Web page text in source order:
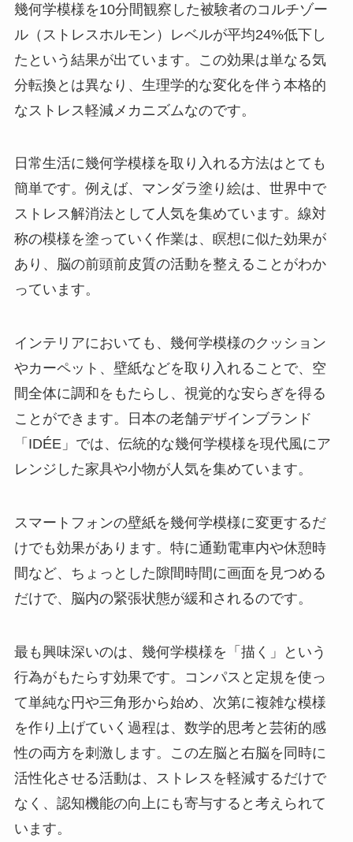
幾何学模様を10分間観察した被験者のコルチゾー
ル（ストレスホルモン）レベルが平均24%低下し
たという結果が出ています。この効果は単なる気
分転換とは異なり、生理学的な変化を伴う本格的
なストレス軽減メカニズムなのです。
日常生活に幾何学模様を取り入れる方法はとても
簡単です。例えば、マンダラ塗り絵は、世界中で
ストレス解消法として人気を集めています。線対
称の模様を塗っていく作業は、瞑想に似た効果が
あり、脳の前頭前皮質の活動を整えることがわか
っています。
インテリアにおいても、幾何学模様のクッション
やカーペット、壁紙などを取り入れることで、空
間全体に調和をもたらし、視覚的な安らぎを得る
ことができます。日本の老舗デザインブランド
「IDÉE」では、伝統的な幾何学模様を現代風にア
レンジした家具や小物が人気を集めています。
スマートフォンの壁紙を幾何学模様に変更するだ
けでも効果があります。特に通勤電車内や休憩時
間など、ちょっとした隙間時間に画面を見つめる
だけで、脳内の緊張状態が緩和されるのです。
最も興味深いのは、幾何学模様を「描く」という
行為がもたらす効果です。コンパスと定規を使っ
て単純な円や三角形から始め、次第に複雑な模様
を作り上げていく過程は、数学的思考と芸術的感
性の両方を刺激します。この左脳と右脳を同時に
活性化させる活動は、ストレスを軽減するだけで
なく、認知機能の向上にも寄与すると考えられて
います。